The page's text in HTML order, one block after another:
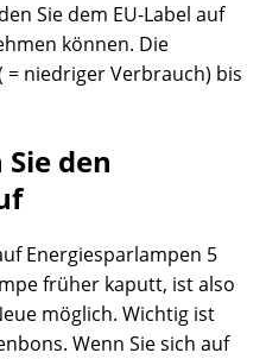
Sie dem EU-Label auf
können. Die
= niedriger Verbrauch) bis
den
Energiesparlampen 5
früher kaputt, ist also
möglich. Wichtig ist
Wenn Sie sich auf